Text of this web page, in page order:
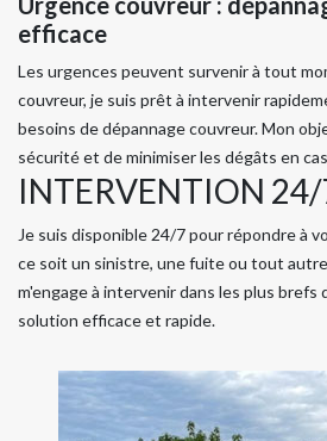
efficace
Les urgences peuvent survenir à tout
couvreur, je suis prêt à intervenir
besoins de dépannage couvreur. Mon
sécurité et de minimiser les dégâts en
INTERVENTION
Je suis disponible 24/7 pour répondre à
ce soit un sinistre, une fuite ou tout
m'engage à intervenir dans les plus brefs
solution efficace et rapide.